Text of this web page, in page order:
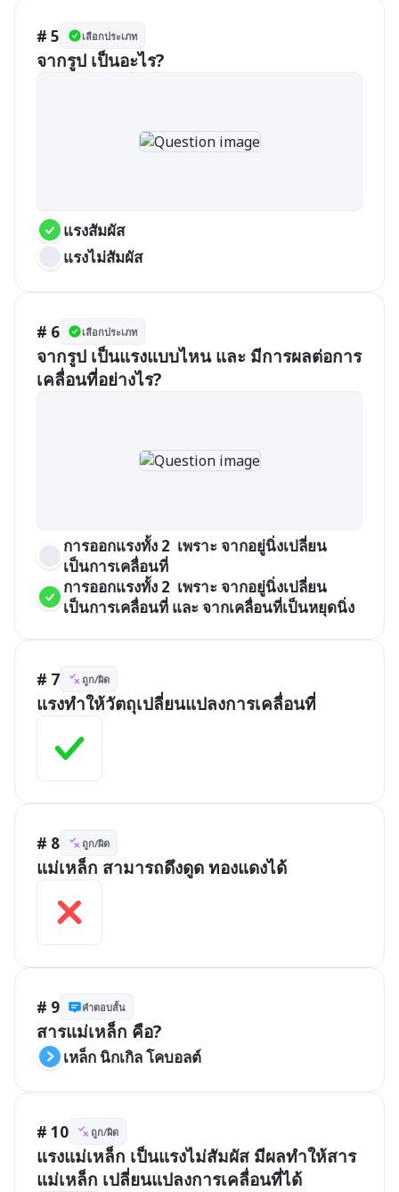
# 5 เลือกประเภท
จากรูป เป็นอะไร?
แรงสัมผัส
แรงไม่สัมผัส
# 6 เลือกประเภท
จากรูป เป็นแรงแบบไหน และ มีการผลต่อการ
เคลื่อนที่อย่างไร?
การออกแรงทั้ง 2  เพราะ จากอยู่นิ่งเปลี่ยน
เป็นการเคลื่อนที่
การออกแรงทั้ง 2  เพราะ จากอยู่นิ่งเปลี่ยน
เป็นการเคลื่อนที่ และ จากเคลื่อนที่เป็นหยุดนิ่ง
# 7 ถูก/ผิด
แรงทำให้วัตถุเปลี่ยนแปลงการเคลื่อนที่
# 8 ถูก/ผิด
แม่เหล็ก สามารถดึงดูด ทองแดงได้
# 9 คำตอบสั้น
สารแม่เหล็ก คือ?
เหล็ก นิกเกิล โคบอลต์
# 10 ถูก/ผิด
แรงแม่เหล็ก เป็นแรงไม่สัมผัส มีผลทำให้สาร
แม่เหล็ก เปลี่ยนแปลงการเคลื่อนที่ได้